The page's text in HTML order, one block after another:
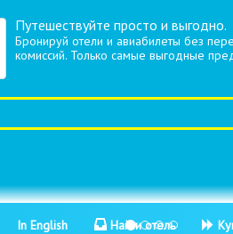
Путешествуйте просто и выгодно.
Бронируй отели и авиабилеты без
комиссий. Только самые выгодные
In English Найти отель